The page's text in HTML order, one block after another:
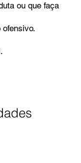
ou que faça
ofensivo.